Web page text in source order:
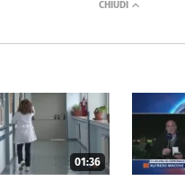
01:36